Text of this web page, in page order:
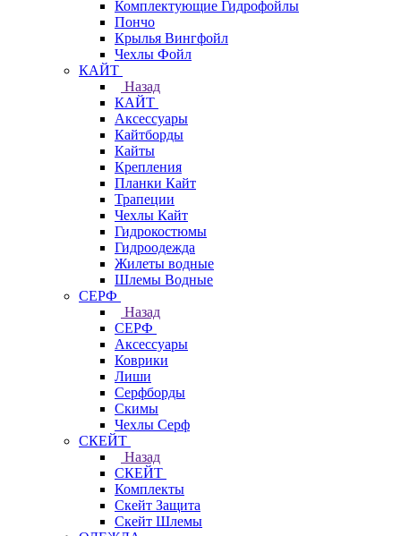
Комплектующие Гидрофойлы
Пончо
Крылья Вингфойл
Чехлы Фойл
КАЙТ
Назад
КАЙТ
Аксессуары
Кайтборды
Кайты
Крепления
Планки Кайт
Трапеции
Чехлы Кайт
Гидрокостюмы
Гидроодежда
Жилеты водные
Шлемы Водные
СЕРФ
Назад
СЕРФ
Аксессуары
Коврики
Лиши
Серфборды
Скимы
Чехлы Cерф
СКЕЙТ
Назад
СКЕЙТ
Комплекты
Скейт Защита
Скейт Шлемы